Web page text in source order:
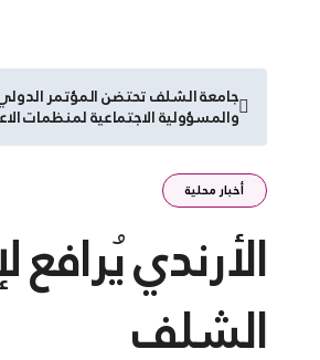
تصفّح
المقالات
والمسؤولية الاجتماعية لمنظمات
أخبار محلية
الأرندي
الشلف